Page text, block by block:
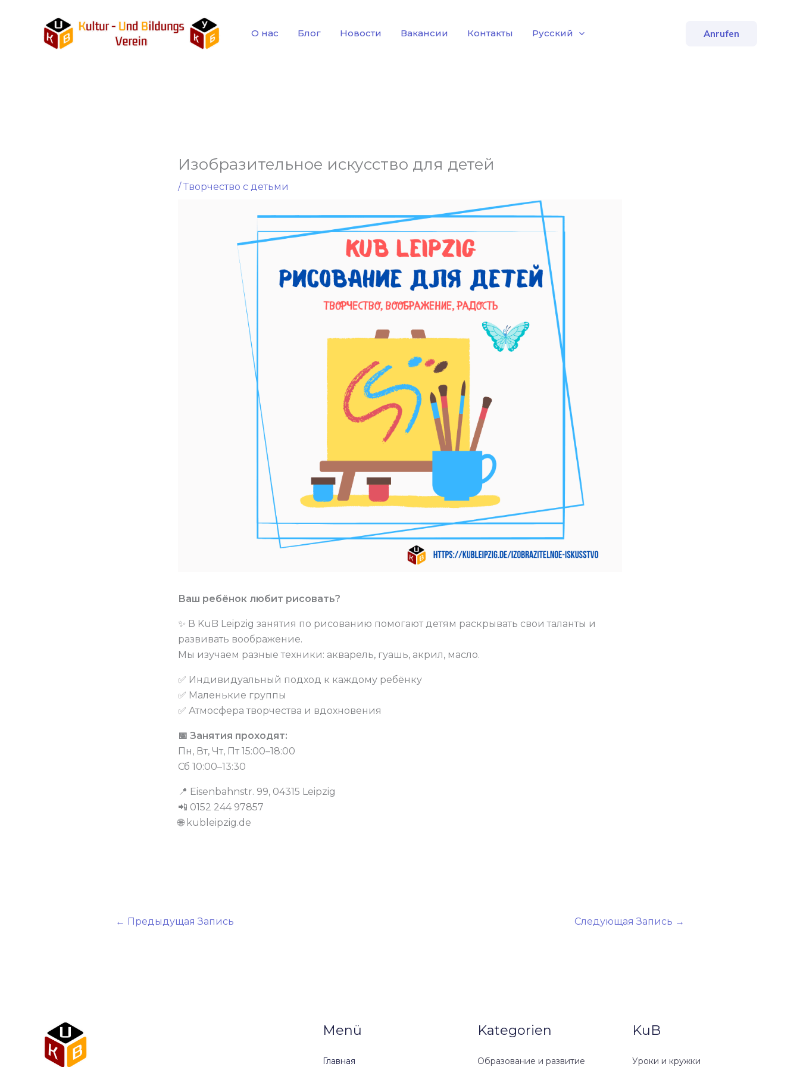
содержимому
О нас Блог Новости Вакансии Контакты Русский Anrufen
Изобразительное искусство для детей
/ Творчество с детьми
Ваш ребёнок любит рисовать?
✨ В KuB Leipzig занятия по рисованию помогают детям раскрывать свои таланты и
развивать воображение.
Мы изучаем разные техники: акварель, гуашь, акрил, масло.
✅ Индивидуальный подход к каждому ребёнку
✅ Маленькие группы
✅ Атмосфера творчества и вдохновения
📅 Занятия проходят:
Пн, Вт, Чт, Пт 15:00–18:00
Сб 10:00–13:30
📍 Eisenbahnstr. 99, 04315 Leipzig
📲 0152 244 97857
🌐 kubleipzig.de
← Предыдущая Запись Следующая Запись →
Menü
Главная
Kategorien
Образование и развитие
KuB
Уроки и кружки